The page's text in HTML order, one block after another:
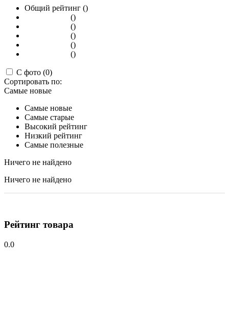
Общий рейтинг ()
()
()
()
()
()
С фото (0)
Сортировать по:
Самые новые
Самые новые
Самые старые
Высокий рейтинг
Низкий рейтинг
Самые полезные
Ничего не найдено
Ничего не найдено
Рейтинг товара
0.0